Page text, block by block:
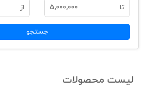
تا 5,000,000 از
جستجو
لیست محصولات